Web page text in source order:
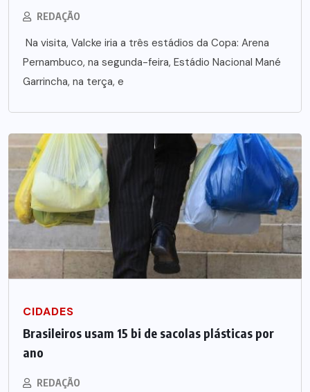
REDAÇÃO
Na visita, Valcke iria a três estádios da Copa: Arena
Pernambuco, na segunda-feira, Estádio Nacional Mané
Garrincha, na terça, e
CIDADES
Brasileiros usam 15 bi de sacolas plásticas por
ano
REDAÇÃO